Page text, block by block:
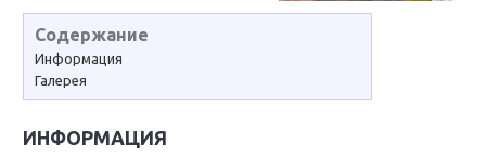
Содержание
Информация
Галерея
ИНФОРМАЦИЯ